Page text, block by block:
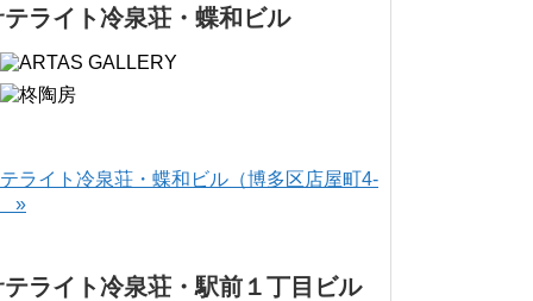
テライト冷泉荘・蝶和ビル
ライト冷泉荘・蝶和ビル（博多区店屋町4-
»
テライト冷泉荘・駅前１丁目ビル